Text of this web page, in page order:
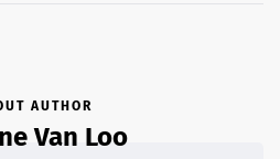
AUTHOR
Van Loo